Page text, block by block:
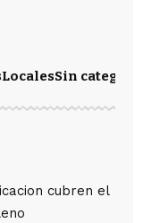
LocalesSin categoría
cubren el